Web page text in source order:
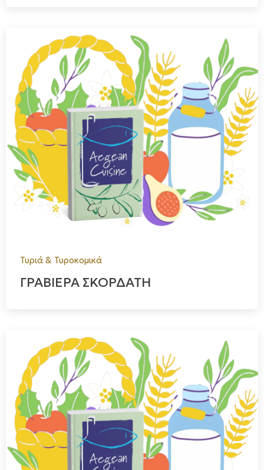
olymp awards για το 2018 και 2019 και mediterenean
awards το 2020.
Τυριά & Τυροκομικά
ΓΡΑΒΙΕΡΑ ΣΚΟΡΔΑΤΗ